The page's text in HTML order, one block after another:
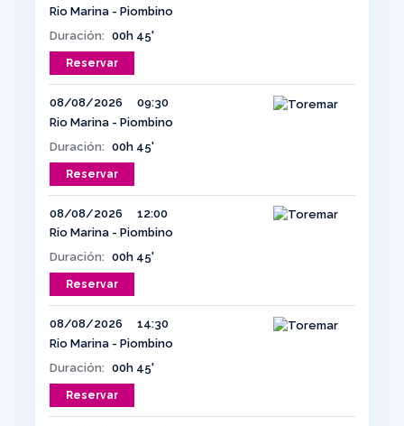
Rio Marina - Piombino
Duración: 00h 45'
Reservar
08/08/2026
09:30
Rio Marina - Piombino
Duración: 00h 45'
Reservar
08/08/2026
12:00
Rio Marina - Piombino
Duración: 00h 45'
Reservar
08/08/2026
14:30
Rio Marina - Piombino
Duración: 00h 45'
Reservar